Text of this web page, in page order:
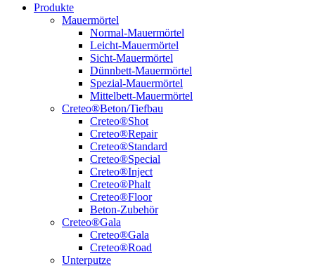
Produkte
Mauermörtel
Normal-Mauermörtel
Leicht-Mauermörtel
Sicht-Mauermörtel
Dünnbett-Mauermörtel
Spezial-Mauermörtel
Mittelbett-Mauermörtel
Creteo®Beton/Tiefbau
Creteo®Shot
Creteo®Repair
Creteo®Standard
Creteo®Special
Creteo®Inject
Creteo®Phalt
Creteo®Floor
Beton-Zubehör
Creteo®Gala
Creteo®Gala
Creteo®Road
Unterputze